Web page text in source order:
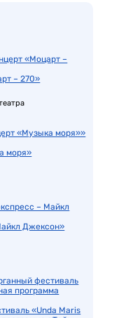
– 270»
моря»
Джексон»
«Unda Maris